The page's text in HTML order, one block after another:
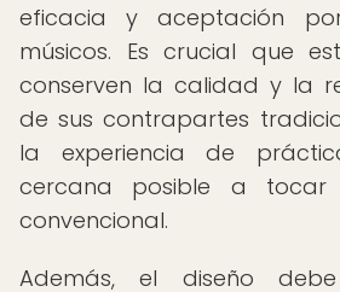
eficacia y aceptación
músicos. Es crucial que
conserven la calidad y la
de sus contrapartes
la experiencia de
cercana posible a tocar
convencional.
Además, el diseño